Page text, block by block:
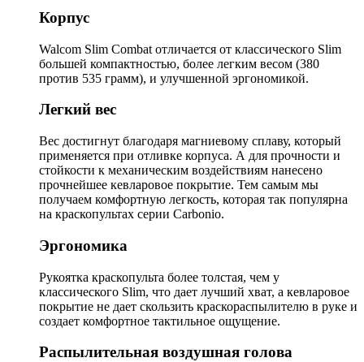
Корпус
Walcom Slim Combat отличается от классического Slim
большей компактностью, более легким весом (380
против 535 грамм), и улучшенной эргономикой.
Легкий вес
Вес достигнут благодаря магниевому сплаву, который
применяется при отливке корпуса. А для прочности и
стойкости к механическим воздействиям нанесено
прочнейшее кевларовое покрытие. Тем самым мы
получаем комфортную легкость, которая так популярна
на краскопультах серии Carbonio.
Эргономика
Рукоятка краскопульта более толстая, чем у
классического Slim, что дает лучший хват, а кевларовое
покрытие не дает скользить краскораспылителю в руке и
создает комфортное тактильное ощущение.
Распылительная воздушная голова